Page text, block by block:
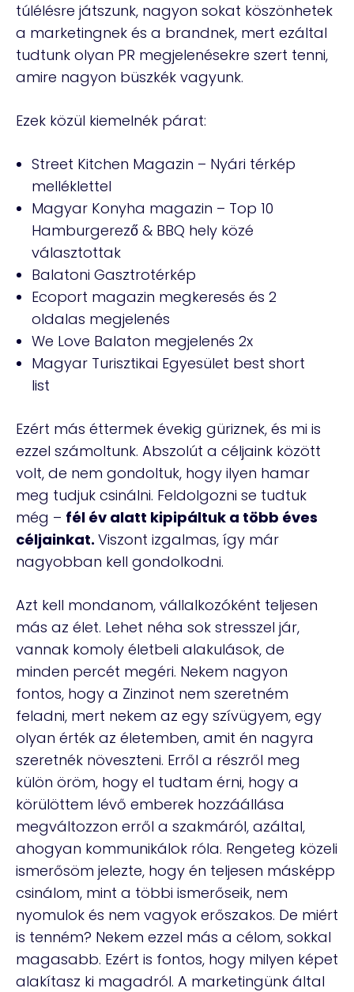
túlélésre játszunk, nagyon sokat köszönhetek
a marketingnek és a brandnek, mert ezáltal
tudtunk olyan PR megjelenésekre szert tenni,
amire nagyon büszkék vagyunk.
Ezek közül kiemelnék párat:
Street Kitchen Magazin – Nyári térkép
melléklettel
Magyar Konyha magazin – Top 10
Hamburgerező & BBQ hely közé
választottak
Balatoni Gasztrotérkép
Ecoport magazin megkeresés és 2
oldalas megjelenés
We Love Balaton megjelenés 2x
Magyar Turisztikai Egyesület best short
list
Ezért más éttermek évekig güriznek, és mi is
ezzel számoltunk. Abszolút a céljaink között
volt, de nem gondoltuk, hogy ilyen hamar
meg tudjuk csinálni. Feldolgozni se tudtuk
még – fél év alatt kipipáltuk a több éves
céljainkat. Viszont izgalmas, így már
nagyobban kell gondolkodni.
Azt kell mondanom, vállalkozóként teljesen
más az élet. Lehet néha sok stresszel jár,
vannak komoly életbeli alakulások, de
minden percét megéri. Nekem nagyon
fontos, hogy a Zinzinot nem szeretném
feladni, mert nekem az egy szívügyem, egy
olyan érték az életemben, amit én nagyra
szeretnék növeszteni. Erről a részről meg
külön öröm, hogy el tudtam érni, hogy a
körülöttem lévő emberek hozzáállása
megváltozzon erről a szakmáról, azáltal,
ahogyan kommunikálok róla. Rengeteg közeli
ismerősöm jelezte, hogy én teljesen másképp
csinálom, mint a többi ismerőseik, nem
nyomulok és nem vagyok erőszakos. De miért
is tenném? Nekem ezzel más a célom, sokkal
magasabb. Ezért is fontos, hogy milyen képet
alakítasz ki magadról. A marketingünk által